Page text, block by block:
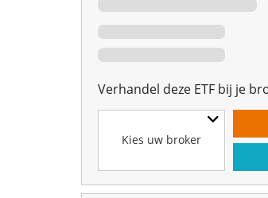
Verhandel deze ETF bij je
Kies uw broker